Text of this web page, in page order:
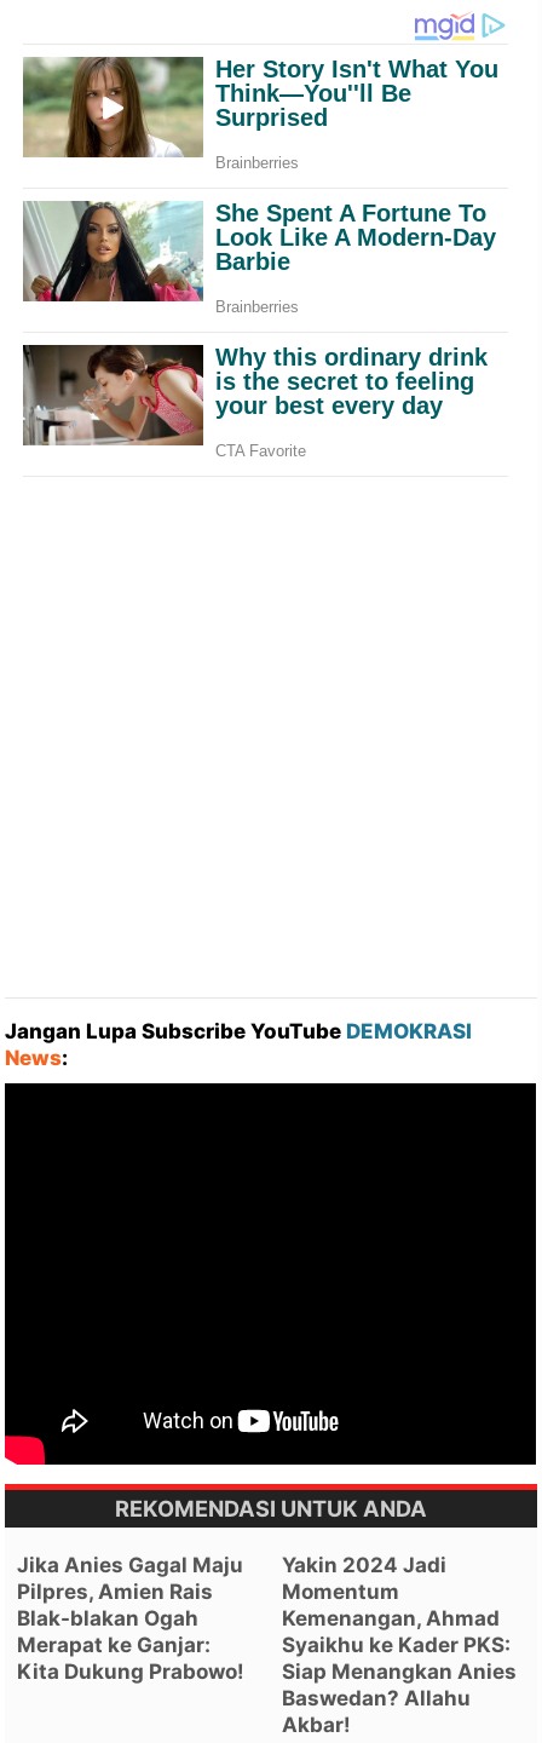
Jangan Lupa Subscribe YouTube DEMOKRASI
News:
REKOMENDASI UNTUK ANDA
Jika Anies Gagal Maju
Pilpres, Amien Rais
Blak-blakan Ogah
Merapat ke Ganjar:
Kita Dukung Prabowo!
Yakin 2024 Jadi
Momentum
Kemenangan, Ahmad
Syaikhu ke Kader PKS:
Siap Menangkan Anies
Baswedan? Allahu
Akbar!